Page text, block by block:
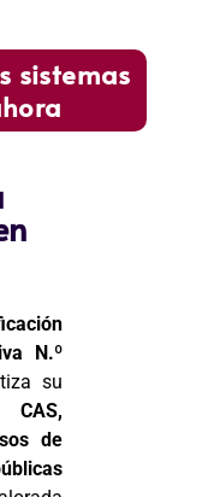
sistemas
N.º
su
de